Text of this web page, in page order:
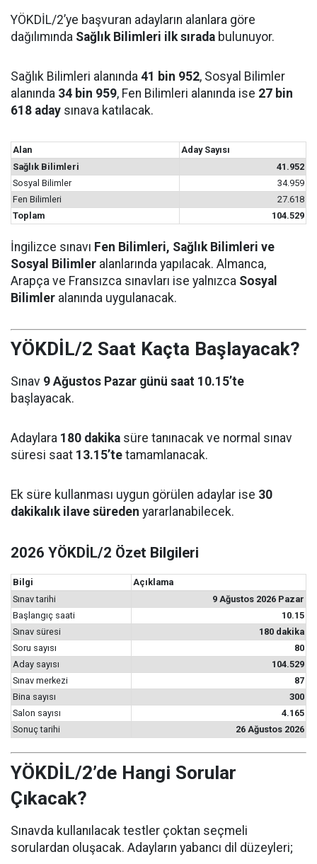
YÖKDİL/2’ye başvuran adayların alanlara göre
dağılımında Sağlık Bilimleri ilk sırada bulunuyor.
Sağlık Bilimleri alanında 41 bin 952, Sosyal Bilimler
alanında 34 bin 959, Fen Bilimleri alanında ise 27 bin
618 aday sınava katılacak.
Alan
Aday Sayısı
Sağlık Bilimleri
41.952
Sosyal Bilimler
34.959
Fen Bilimleri
27.618
Toplam
104.529
İngilizce sınavı Fen Bilimleri, Sağlık Bilimleri ve
Sosyal Bilimler alanlarında yapılacak. Almanca,
Arapça ve Fransızca sınavları ise yalnızca Sosyal
Bilimler alanında uygulanacak.
YÖKDİL/2 Saat Kaçta Başlayacak?
Sınav 9 Ağustos Pazar günü saat 10.15’te
başlayacak.
Adaylara 180 dakika süre tanınacak ve normal sınav
süresi saat 13.15’te tamamlanacak.
Ek süre kullanması uygun görülen adaylar ise 30
dakikalık ilave süreden yararlanabilecek.
2026 YÖKDİL/2 Özet Bilgileri
Bilgi
Açıklama
Sınav tarihi
9 Ağustos 2026 Pazar
Başlangıç saati
10.15
Sınav süresi
180 dakika
Soru sayısı
80
Aday sayısı
104.529
Sınav merkezi
87
Bina sayısı
300
Salon sayısı
4.165
Sonuç tarihi
26 Ağustos 2026
YÖKDİL/2’de Hangi Sorular
Çıkacak?
Sınavda kullanılacak testler çoktan seçmeli
sorulardan oluşacak. Adayların yabancı dil düzeyleri;